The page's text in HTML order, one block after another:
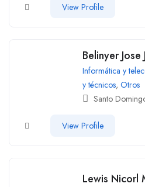
View Profile
Belinyer
Informática y
y técnicos, Otros
Santo
View Profile
Lewis Nicorl